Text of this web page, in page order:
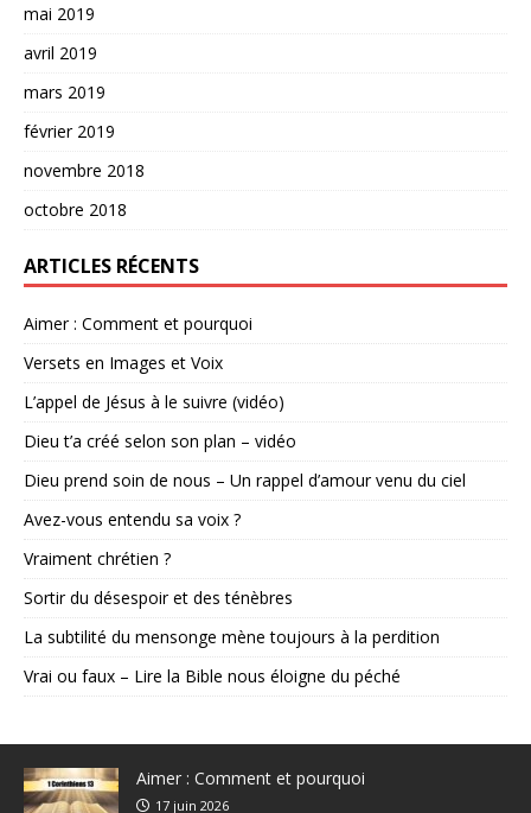
mai 2019
avril 2019
mars 2019
février 2019
novembre 2018
octobre 2018
ARTICLES RÉCENTS
Aimer : Comment et pourquoi
Versets en Images et Voix
L’appel de Jésus à le suivre (vidéo)
Dieu t’a créé selon son plan – vidéo
Dieu prend soin de nous – Un rappel d’amour venu du ciel
Avez-vous entendu sa voix ?
Vraiment chrétien ?
Sortir du désespoir et des ténèbres
La subtilité du mensonge mène toujours à la perdition
Vrai ou faux – Lire la Bible nous éloigne du péché
Aimer : Comment et pourquoi
17 juin 2026